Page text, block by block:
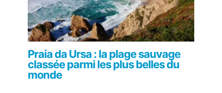
Praia da Ursa : la plage sauvage
classée parmi les plus belles du
monde